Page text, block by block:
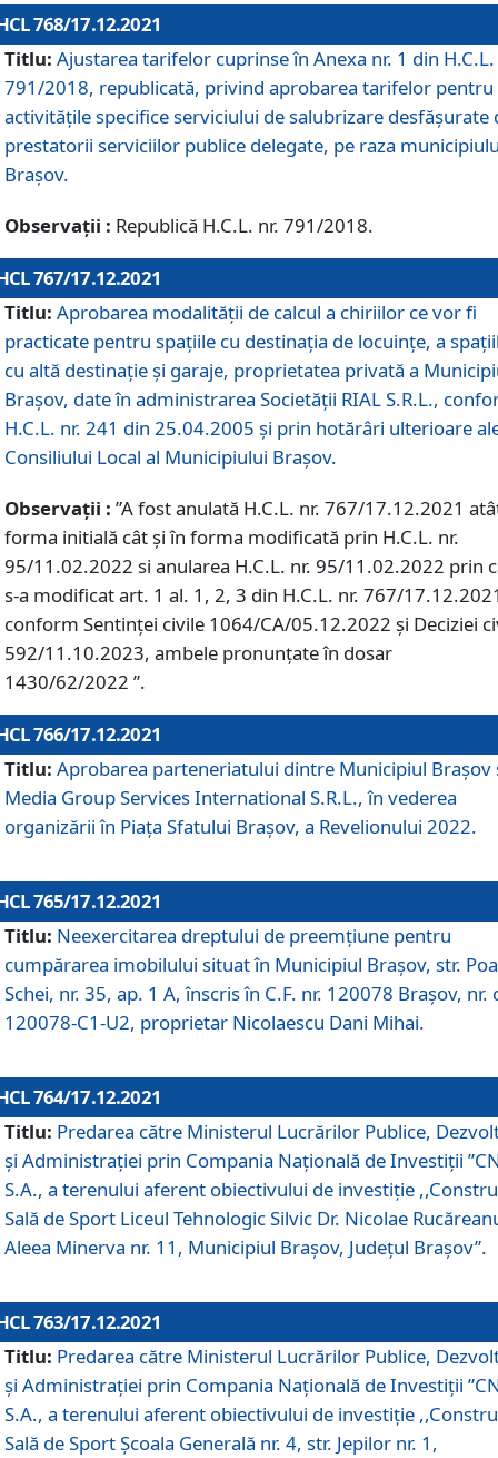
768/17.12.2021
Titlu: Ajustarea tarifelor cuprinse în Anexa nr. 1 din H.C.L.
791/2018, republicată, privind aprobarea tarifelor pentru
activităţile specifice serviciului de salubrizare desfăşurate
prestatorii serviciilor publice delegate, pe raza
Braşov.
Observații : Republică H.C.L. nr. 791/2018.
767/17.12.2021
Titlu: Aprobarea modalității de calcul a chiriilor ce vor fi
practicate pentru spaţiile cu destinaţia de locuinţe, a
cu altă destinaţie şi garaje, proprietatea privată a
Braşov, date în administrarea Societăţii RIAL S.R.L.,
H.C.L. nr. 241 din 25.04.2005 și prin hotărâri ulterioare
Consiliului Local al Municipiului Braşov.
Observații : ”A fost anulată H.C.L. nr. 767/17.12.2021
forma initială cât și în forma modificată prin H.C.L. nr.
95/11.02.2022 si anularea H.C.L. nr. 95/11.02.2022 prin
s-a modificat art. 1 al. 1, 2, 3 din H.C.L. nr. 767/
conform Sentinței civile 1064/CA/05.12.2022 și Deciziei
592/11.10.2023, ambele pronunțate în dosar
1430/62/2022 ”.
766/17.12.2021
Titlu: Aprobarea parteneriatului dintre Municipiul Brașov
Media Group Services International S.R.L., în vederea
organizării în Piața Sfatului Brașov, a Revelionului 2022.
765/17.12.2021
Titlu: Neexercitarea dreptului de preemţiune pentru
cumpărarea imobilului situat în Municipiul Braşov, str.
Schei, nr. 35, ap. 1 A, înscris în C.F. nr. 120078 Brașov, nr.
120078-C1-U2, proprietar Nicolaescu Dani Mihai.
764/17.12.2021
Titlu: Predarea către Ministerul Lucrărilor Publice,
și Administrației prin Compania Naţională de Investiţii
S.A., a terenului aferent obiectivului de investiţie
Sală de Sport Liceul Tehnologic Silvic Dr. Nicolae
Aleea Minerva nr. 11, Municipiul Brașov, Județul Brașov”.
763/17.12.2021
Titlu: Predarea către Ministerul Lucrărilor Publice,
și Administrației prin Compania Naţională de Investiţii
S.A., a terenului aferent obiectivului de investiție
Sală de Sport Școala Generală nr. 4, str. Jepilor nr. 1,